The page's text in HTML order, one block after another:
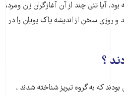
آیا تنی چند از آن آغازگران زن ومرد،
و روزی سخن از اندیشه پاک پویان را در
؟
بودند که به گروه تبریز شناخته شدند .